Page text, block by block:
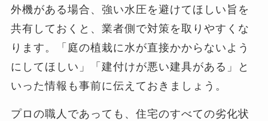
外機がある場合、強い水圧を避けてほしい旨を
共有しておくと、業者側で対策を取りやすくな
ります。「庭の植栽に水が直接かからないよう
にしてほしい」「建付けが悪い建具がある」と
いった情報も事前に伝えておきましょう。
プロの職人であっても、住宅のすべての劣化状